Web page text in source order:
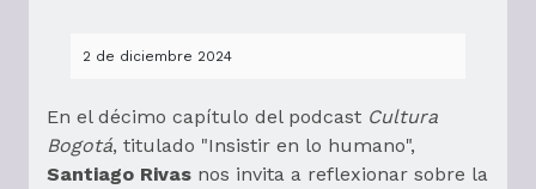
2 de diciembre 2024
En el décimo capítulo del podcast Cultura
Bogotá, titulado "Insistir en lo humano",
Santiago Rivas nos invita a reflexionar sobre la